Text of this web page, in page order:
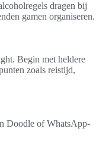
dragen bij
gamen organiseren.
Begin met heldere
zoals reistijd,
Doodle of WhatsApp-